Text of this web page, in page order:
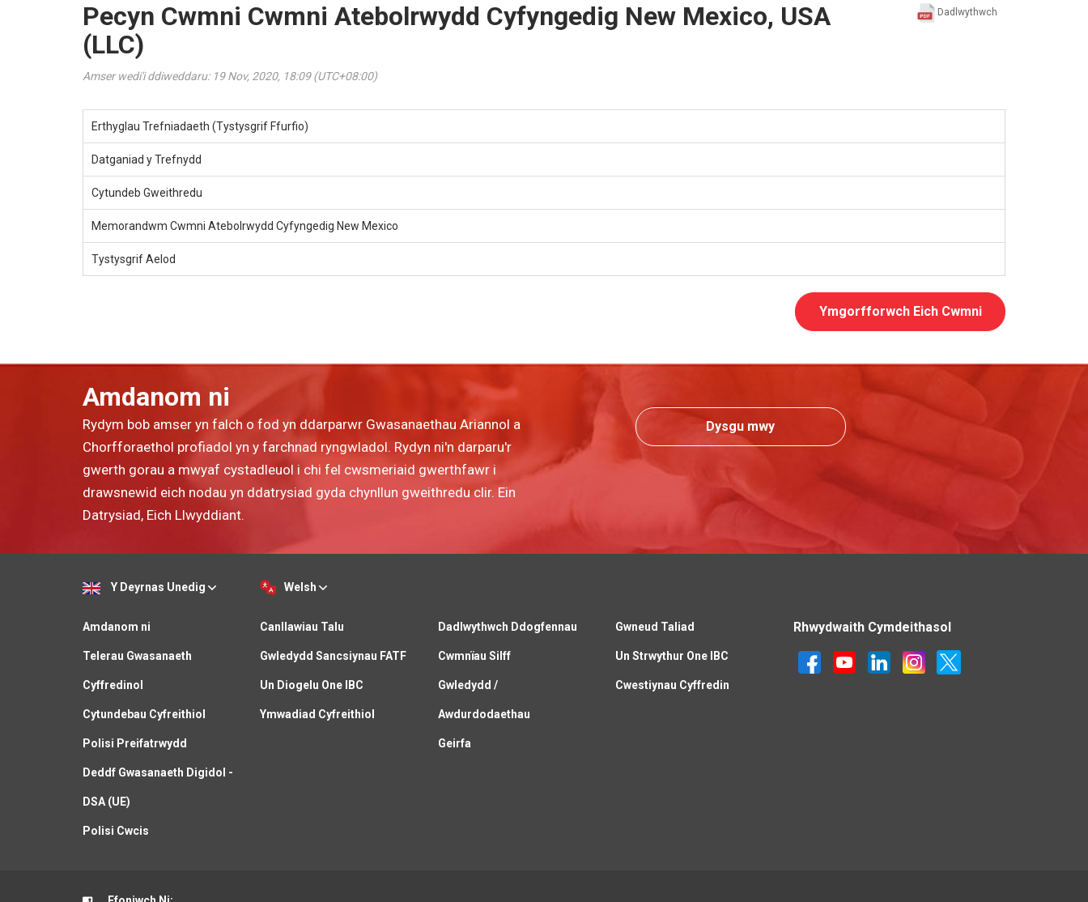
Dadlwythwch
Pecyn Cwmni Cwmni Atebolrwydd Cyfyngedig New Mexico, USA
(LLC)
Amser wedi'i ddiweddaru: 19 Nov, 2020, 18:09 (UTC+08:00)
Erthyglau Trefniadaeth (Tystysgrif Ffurfio)
Datganiad y Trefnydd
Cytundeb Gweithredu
Memorandwm Cwmni Atebolrwydd Cyfyngedig New Mexico
Tystysgrif Aelod
Ymgorfforwch Eich Cwmni
Amdanom ni
Rydym bob amser yn falch o fod yn ddarparwr Gwasanaethau Ariannol a
Chorfforaethol profiadol yn y farchnad ryngwladol. Rydyn ni'n darparu'r
gwerth gorau a mwyaf cystadleuol i chi fel cwsmeriaid gwerthfawr i
drawsnewid eich nodau yn ddatrysiad gyda chynllun gweithredu clir. Ein
Datrysiad, Eich Llwyddiant.
Dysgu mwy
Y Deyrnas Unedig Welsh
Amdanom ni
Telerau Gwasanaeth
Cyffredinol
Cytundebau Cyfreithiol
Polisi Preifatrwydd
Deddf Gwasanaeth Digidol -
DSA (UE)
Polisi Cwcis
Canllawiau Talu
Gwledydd Sancsiynau FATF
Un Diogelu One IBC
Ymwadiad Cyfreithiol
Dadlwythwch Ddogfennau
Cwmnïau Silff
Gwledydd /
Awdurdodaethau
Geirfa
Gwneud Taliad
Un Strwythur One IBC
Cwestiynau Cyffredin
Rhwydwaith Cymdeithasol